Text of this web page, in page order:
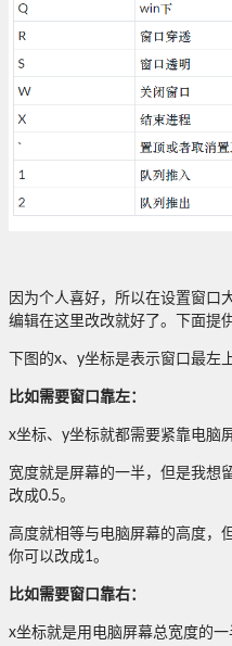
因为个人喜好，所以在设置窗口
编辑在这里改改就好了。下面提
下图的x、y坐标是表示窗口最左
比如需要窗口靠左：
x坐标、y坐标就都需要紧靠电脑
宽度就是屏幕的一半，但是我想
改成0.5。
高度就相等与电脑屏幕的高度，
你可以改成1。
比如需要窗口靠右：
x坐标就是用电脑屏幕总宽度的